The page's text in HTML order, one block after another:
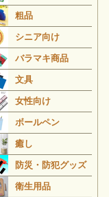
粗品
シニア向け
バラマキ商品
文具
女性向け
ボールペン
癒し
防災・防犯グッズ
衛生用品